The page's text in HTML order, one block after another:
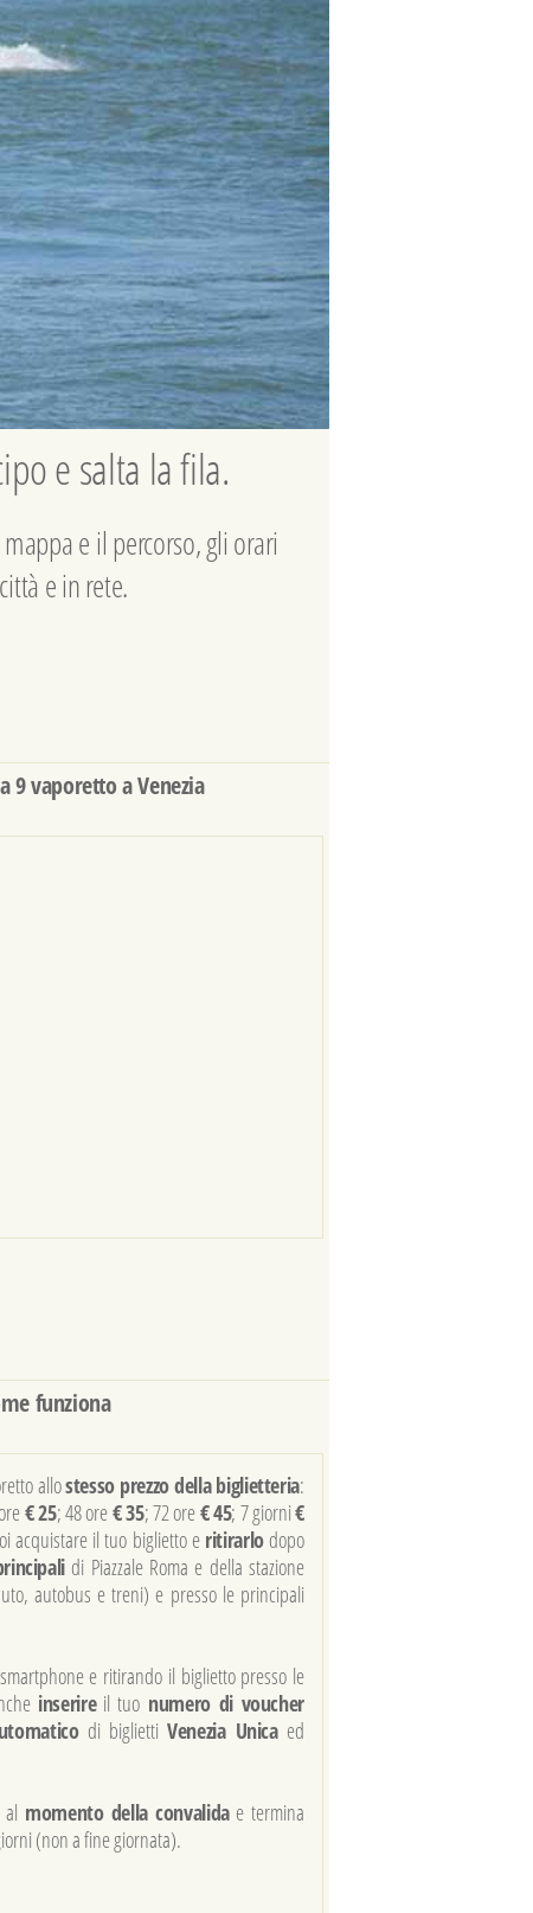
e salta la fila.
e il percorso, gli orari
e in rete.
9 vaporetto a Venezia
funziona
allostesso prezzo della biglietteria:
€ 25; 48 ore€ 35; 72 ore€ 45; 7 giorni€
acquistare il tuo biglietto e ritirarlodopo
di Piazzale Roma e della stazione
autobus e treni) e presso le principali
e ritirando il biglietto presso le
inserireil tuo numero di voucher
di bigliettiVenezia Unicaed
momento della convalidae termina
(non a fine giornata).